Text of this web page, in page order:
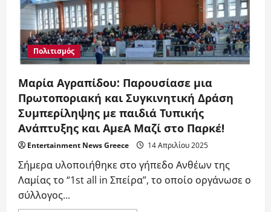
την
Μαρία
Αγραπίδου
Πολιτισμός
Μαρία Αγραπίδου: Παρουσίασε μια
Πρωτοποριακή και Συγκινητική Δράση
Συμπερίληψης με παιδιά Τυπικής
Ανάπτυξης και ΑμεΑ Μαζί στο Παρκέ!
Entertainment News Greece 14 Απριλίου 2025
Σήμερα υλοποιήθηκε στο γήπεδο Ανθέων της
Λαμίας το “1st all in Σπείρα”, το οποίο οργάνωσε ο
σύλλογος...